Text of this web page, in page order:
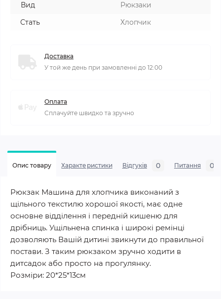
Вид
Рюкзаки
Стать
Хлопчик
Доставка
У той же день при замовленні до 12:00
Оплата
Сплачуйте швидко та зручно
Опис товару Характеристики Відгуків 0 Питання 0
Рюкзак Машина для хлопчика виконаний з
щільного текстилю хорошої якості, має одне
основне відділення і передній кишеню для
дрібниць. Ущільнена спинка і широкі ремінці
дозволяють Вашій дитині звикнути до правильної
постави. З таким рюкзаком зручно ходити в
дитсадок або просто на прогулянку.
Розміри: 20*25*13см